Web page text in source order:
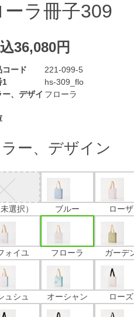
ーラ冊子309
36,080円
コード
221-099-5
1
hs-309_flo
ー、デザイ フローラ
ー、デザイン
選択） ブルー ローザ
ォイユ フローラ ガーデ
ュシュ オーシャン ローズ